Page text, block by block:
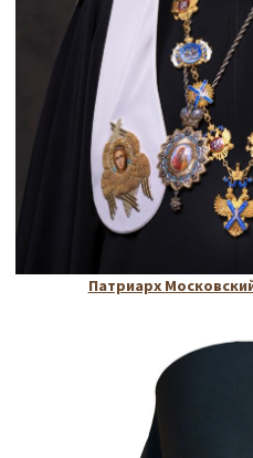
Патриарх